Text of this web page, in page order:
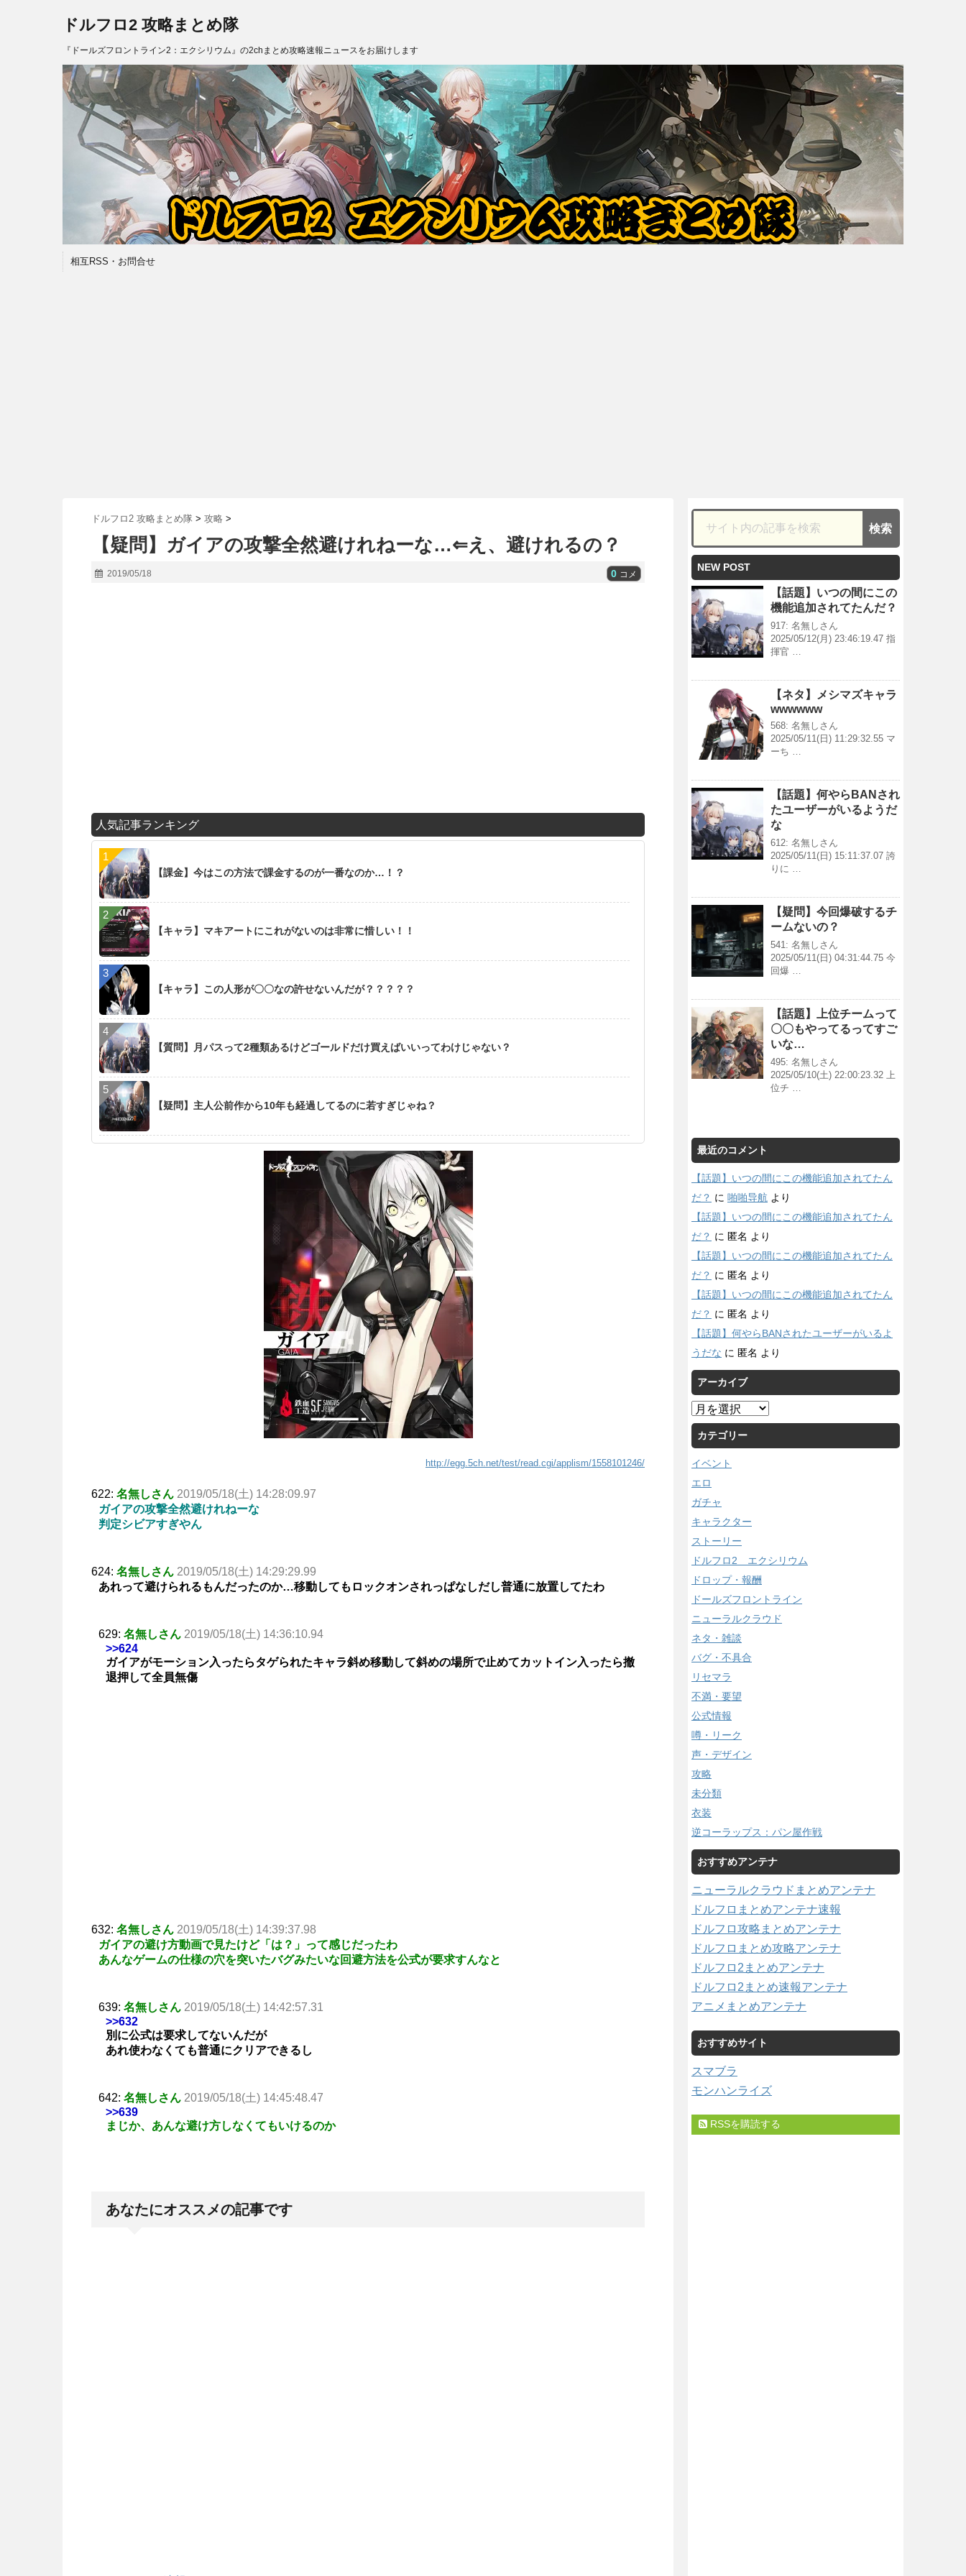
ドルフロ2 攻略まとめ隊
『ドールズフロントライン2：エクシリウム』の2chまとめ攻略速報ニュースをお届けします
相互RSS・お問合せ
ドルフロ2 攻略まとめ隊 > 攻略 >
【疑問】ガイアの攻撃全然避けれねーな…⇐え、避けれるの？
2019/05/18 0 コメ
人気記事ランキング
【課金】今はこの方法で課金するのが一番なのか…！？
【キャラ】マキアートにこれがないのは非常に惜しい！！
【キャラ】この人形が〇〇なの許せないんだが？？？？？
【質問】月パスって2種類あるけどゴールドだけ買えばいいってわけじゃない？
【疑問】主人公前作から10年も経過してるのに若すぎじゃね？
http://egg.5ch.net/test/read.cgi/applism/1558101246/
622: 名無しさん 2019/05/18(土) 14:28:09.97
ガイアの攻撃全然避けれねーな
判定シビアすぎやん
624: 名無しさん 2019/05/18(土) 14:29:29.99
あれって避けられるもんだったのか…移動してもロックオンされっぱなしだし普通に放置してたわ
629: 名無しさん 2019/05/18(土) 14:36:10.94
>>624
ガイアがモーション入ったらタゲられたキャラ斜め移動して斜めの場所で止めてカットイン入ったら撤
退押して全員無傷
632: 名無しさん 2019/05/18(土) 14:39:37.98
ガイアの避け方動画で見たけど「は？」って感じだったわ
あんなゲームの仕様の穴を突いたバグみたいな回避方法を公式が要求すんなと
639: 名無しさん 2019/05/18(土) 14:42:57.31
>>632
別に公式は要求してないんだが
あれ使わなくても普通にクリアできるし
642: 名無しさん 2019/05/18(土) 14:45:48.47
>>639
まじか、あんな避け方しなくてもいけるのか
あなたにオススメの記事です
NEW POST
【話題】いつの間にこの
機能追加されてたんだ？
917: 名無しさん
2025/05/12(月) 23:46:19.47 指
揮官 …
【ネタ】メシマズキャラ
wwwwww
568: 名無しさん
2025/05/11(日) 11:29:32.55 マ
ーち …
【話題】何やらBANされ
たユーザーがいるようだ
な
612: 名無しさん
2025/05/11(日) 15:11:37.07 誇
りに …
【疑問】今回爆破するチ
ームないの？
541: 名無しさん
2025/05/11(日) 04:31:44.75 今
回爆 …
【話題】上位チームって
〇〇もやってるってすご
いな…
495: 名無しさん
2025/05/10(土) 22:00:23.32 上
位チ …
最近のコメント
【話題】いつの間にこの機能追加されてたん
だ？ に 啪啪导航 より
【話題】いつの間にこの機能追加されてたん
だ？ に 匿名 より
【話題】いつの間にこの機能追加されてたん
だ？ に 匿名 より
【話題】いつの間にこの機能追加されてたん
だ？ に 匿名 より
【話題】何やらBANされたユーザーがいるよ
うだな に 匿名 より
アーカイブ
ア
ー
カ
イ
ブ
カテゴリー
イベント
エロ
ガチャ
キャラクター
ストーリー
ドルフロ2 エクシリウム
ドロップ・報酬
ドールズフロントライン
ニューラルクラウド
ネタ・雑談
バグ・不具合
リセマラ
不満・要望
公式情報
噂・リーク
声・デザイン
攻略
未分類
衣装
逆コーラップス：パン屋作戦
おすすめアンテナ
ニューラルクラウドまとめアンテナ
ドルフロまとめアンテナ速報
ドルフロ攻略まとめアンテナ
ドルフロまとめ攻略アンテナ
ドルフロ2まとめアンテナ
ドルフロ2まとめ速報アンテナ
アニメまとめアンテナ
おすすめサイト
スマブラ
モンハンライズ
RSSを購読する